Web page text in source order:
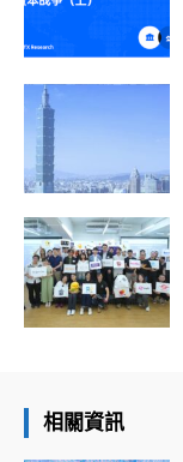
相關資訊